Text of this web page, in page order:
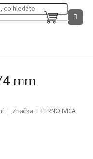
NÁKUPNÍ
KOŠÍK
4 mm
Značka: ETERNO IVICA